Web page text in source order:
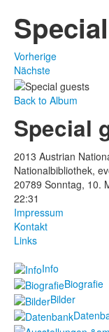
Vorherige
Nächste
Back to Album
Special
2013 Austrian
Nationalbibliothek,
20789 Sonntag, 10.
22:31
Impressum
Kontakt
Links
Info
Biografie
Bilder